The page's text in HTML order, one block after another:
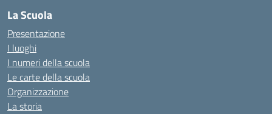
La Scuola
Presentazione
I luoghi
I numeri della scuola
Le carte della scuola
Organizzazione
La storia